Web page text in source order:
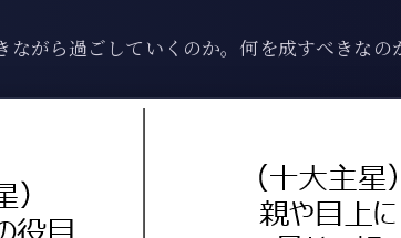
がら過ごしていくのか。何を成すべきな